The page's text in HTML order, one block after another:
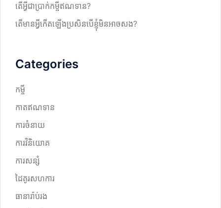
តើអ្វីជាប្រាក់កម្ចីឥណទាន?
តើមានអ្វីកើតឡើងប្រសិនបើខ្ញុំមិនអាចសង?
Categories
កម្ចី
កាតឥណទាន
ការចំនាយ
ការវិនិយោគ
ការសន្សំ
ដៃគូរសហការ
ធានារ៉ាប់រង